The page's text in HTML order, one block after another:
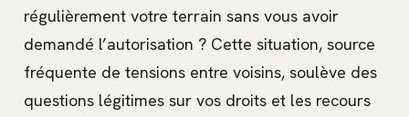
régulièrement votre terrain sans vous avoir
demandé l’autorisation ? Cette situation, source
fréquente de tensions entre voisins, soulève des
questions légitimes sur vos droits et les recours